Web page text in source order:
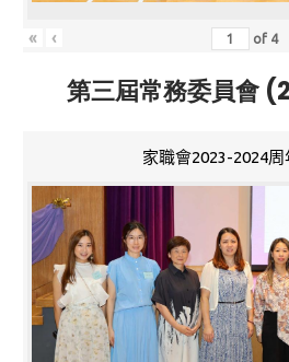
« ‹ of 4
第三屆常務委員會
家職會2023-2024